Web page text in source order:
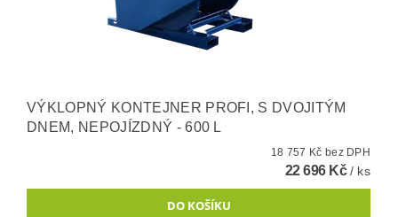
VÝKLOPNÝ KONTEJNER PROFI, S DVOJITÝM
DNEM, NEPOJÍZDNÝ - 600 L
18 757 Kč bez DPH
22 696 Kč/ ks